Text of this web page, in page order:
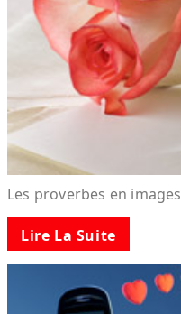
Les proverbes en images
Lire La Suite